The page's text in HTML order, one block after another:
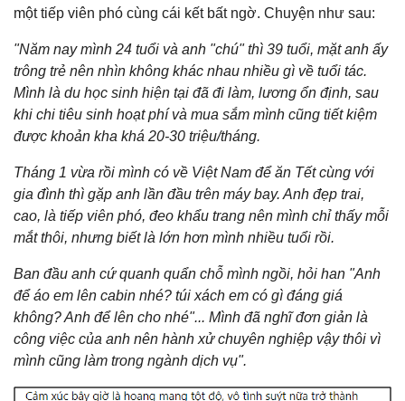
một tiếp viên phó cùng cái kết bất ngờ. Chuyện như sau:
"Năm nay mình 24 tuổi và anh "chú" thì 39 tuổi, mặt anh ấy
trông trẻ nên nhìn không khác nhau nhiều gì về tuổi tác.
Mình là du học sinh hiện tại đã đi làm, lương ổn định, sau
khi chi tiêu sinh hoạt phí và mua sắm mình cũng tiết kiệm
được khoản kha khá 20-30 triệu/tháng.
Tháng 1 vừa rồi mình có về Việt Nam để ăn Tết cùng với
gia đình thì gặp anh lần đầu trên máy bay. Anh đẹp trai,
cao, là tiếp viên phó, đeo khẩu trang nên mình chỉ thấy mỗi
mắt thôi, nhưng biết là lớn hơn mình nhiều tuổi rồi.
Ban đầu anh cứ quanh quẩn chỗ mình ngồi, hỏi han "Anh
để áo em lên cabin nhé? túi xách em có gì đáng giá
không? Anh để lên cho nhé"... Mình đã nghĩ đơn giản là
công việc của anh nên hành xử chuyên nghiệp vậy thôi vì
mình cũng làm trong ngành dịch vụ".